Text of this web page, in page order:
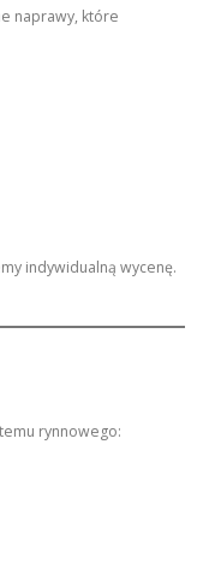
naprawy, które
indywidualną wycenę.
rynnowego: